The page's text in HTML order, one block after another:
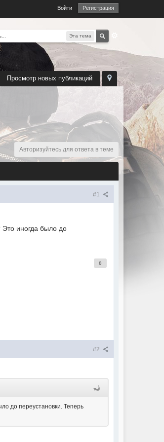
Войти Регистрация
Эта тема
Просмотр новых публикаций
Авторизуйтесь для ответа в теме
#1
иногда было до
0
#2
до переустановки. Теперь